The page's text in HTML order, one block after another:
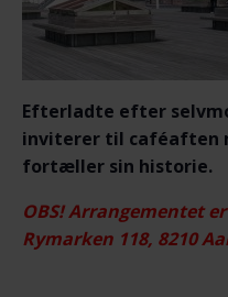
Efterladte efter
inviterer til caféaften
fortæller sin historie.
OBS! Arrangementet
Rymarken 118, 8210